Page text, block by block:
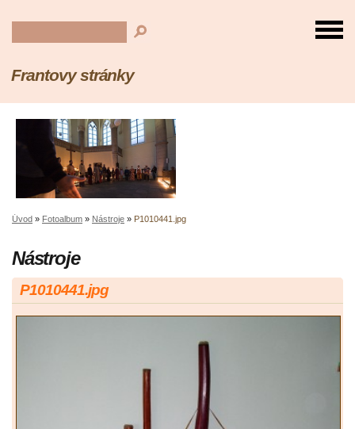
Frantovy stránky
Úvod » Fotoalbum » Nástroje » P1010441.jpg
Nástroje
P1010441.jpg